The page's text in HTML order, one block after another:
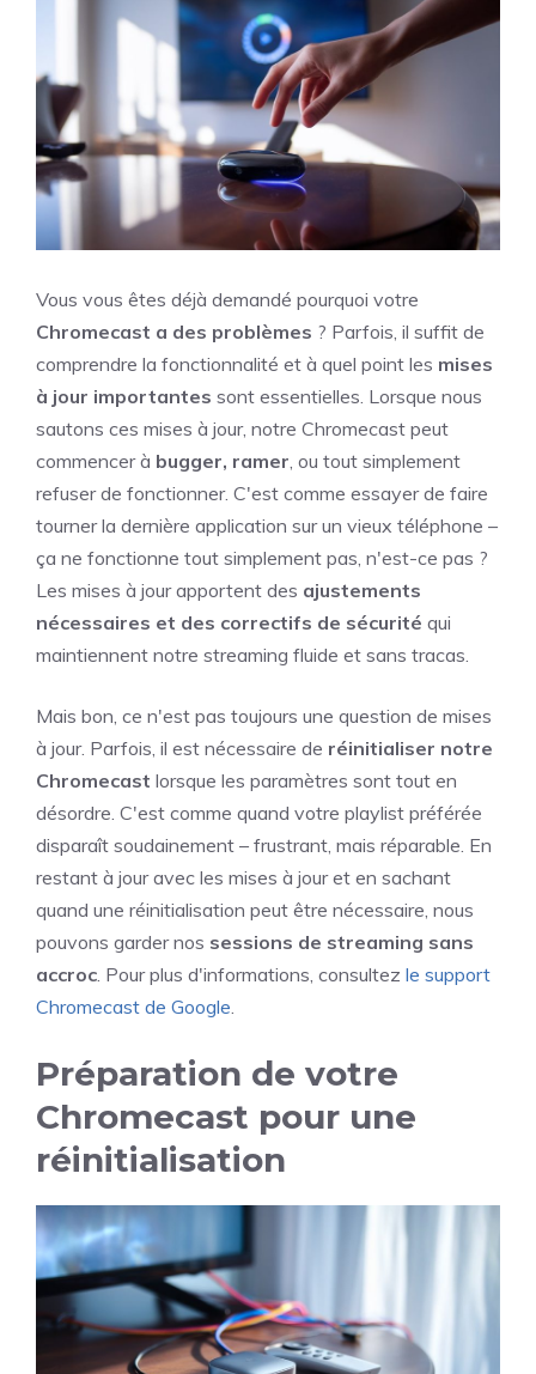
Vous vous êtes déjà demandé pourquoi votre
Chromecast a des problèmes ? Parfois, il suffit de
comprendre la fonctionnalité et à quel point les mises
à jour importantes sont essentielles. Lorsque nous
sautons ces mises à jour, notre Chromecast peut
commencer à bugger, ramer , ou tout simplement
refuser de fonctionner. C'est comme essayer de faire
tourner la dernière application sur un vieux téléphone –
ça ne fonctionne tout simplement pas, n'est-ce pas ?
Les mises à jour apportent des ajustements
nécessaires et des correctifs de sécurité qui
maintiennent notre streaming fluide et sans tracas.
Mais bon, ce n'est pas toujours une question de mises
à jour. Parfois, il est nécessaire de réinitialiser notre
Chromecast lorsque les paramètres sont tout en
désordre. C'est comme quand votre playlist préférée
disparaît soudainement – frustrant, mais réparable. En
restant à jour avec les mises à jour et en sachant
quand une réinitialisation peut être nécessaire, nous
pouvons garder nos sessions de streaming sans
accroc . Pour plus d'informations, consultez le support
Chromecast de Google
Préparation de votre
Chromecast pour une
réinitialisation